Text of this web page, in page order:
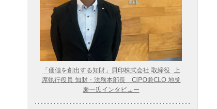
「価値を創出する知財」貝印株式会社 取締役 上
席執行役員 知財・法務本部長 CIPO兼CLO 地曵
慶一氏インタビュー